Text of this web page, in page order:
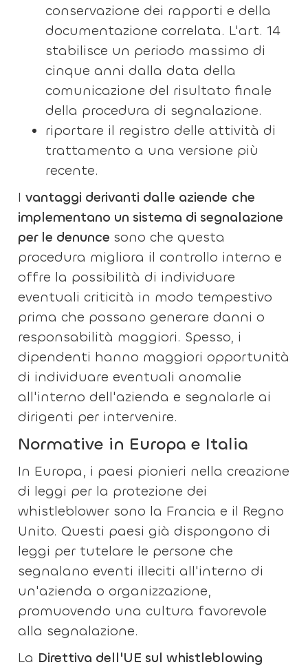
conservazione dei rapporti e della
documentazione correlata. L'art. 14
stabilisce un periodo massimo di
cinque anni dalla data della
comunicazione del risultato finale
della procedura di segnalazione.
riportare il registro delle attività di
trattamento a una versione più
recente.
Ivantaggi derivanti dalle aziende che
implementano un sistema di segnalazione
per le denunce sono che questa
procedura migliora il controllo interno e
offre la possibilità di individuare
eventuali criticità in modo tempestivo
prima che possano generare danni o
responsabilità maggiori. Spesso, i
dipendenti hanno maggiori opportunità
di individuare eventuali anomalie
all'interno dell'azienda e segnalarle ai
dirigenti per intervenire.
Normative in Europa e Italia
In Europa, i paesi pionieri nella creazione
di leggi per la protezione dei
whistleblower sono la Francia e il Regno
Unito. Questi paesi già dispongono di
leggi per tutelare le persone che
segnalano eventi illeciti all'interno di
un'azienda o organizzazione,
promuovendo una cultura favorevole
alla segnalazione.
La Direttiva dell'UE sul whistleblowing